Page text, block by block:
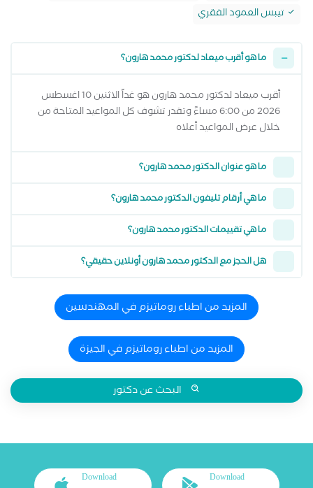
تيبس العمود الفقري
ما هو أقرب ميعاد لدكتور محمد هارون؟
أقرب ميعاد لدكتور محمد هارون هو غداً الاثنين 10 اغسطس
2026 من 6:00 مساءً وتقدر تشوف كل المواعيد المتاحة من
خلال عرض المواعيد أعلاه
ما هو عنوان الدكتور محمد هارون؟
ما هي أرقام تليفون الدكتور محمد هارون؟
ما هي تقييمات الدكتور محمد هارون؟
هل الحجز مع الدكتور محمد هارون أونلاين حقيقي؟
المزيد من اطباء روماتيزم في المهندسين
المزيد من اطباء روماتيزم في الجيزة
البحث عن دكتور
Download
Download